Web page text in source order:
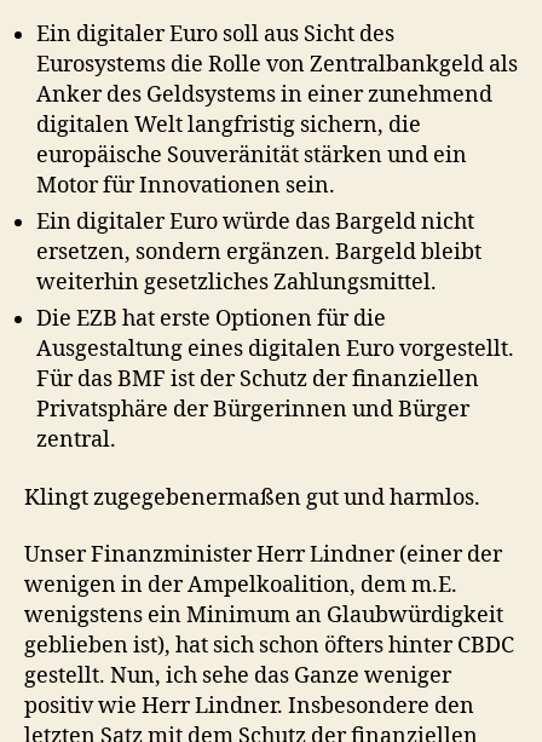
Ein digitaler Euro soll aus Sicht des
Eurosystems die Rolle von Zentralbankgeld als
Anker des Geldsystems in einer zunehmend
digitalen Welt langfristig sichern, die
europäische Souveränität stärken und ein
Motor für Innovationen sein.
Ein digitaler Euro würde das Bargeld nicht
ersetzen, sondern ergänzen. Bargeld bleibt
weiterhin gesetzliches Zahlungsmittel.
Die EZB hat erste Optionen für die
Ausgestaltung eines digitalen Euro vorgestellt.
Für das BMF ist der Schutz der finanziellen
Privatsphäre der Bürgerinnen und Bürger
zentral.
Klingt zugegebenermaßen gut und harmlos.
Unser Finanzminister Herr Lindner (einer der
wenigen in der Ampelkoalition, dem m.E.
wenigstens ein Minimum an Glaubwürdigkeit
geblieben ist), hat sich schon öfters hinter CBDC
gestellt. Nun, ich sehe das Ganze weniger
positiv wie Herr Lindner. Insbesondere den